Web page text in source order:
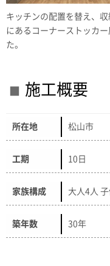
キッチンの配置を替え、
にあるコーナーストッカ
た。
施工概要
所在地 松山市
工期 10日
家族構成 大人4人 子
築年数 30年